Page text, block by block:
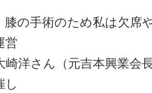
膝の手術のため私は欠席
営
崎洋さん（元吉本興業会
し